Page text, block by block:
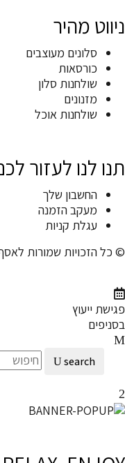
ניווט מהיר
סלונים מעוצבים
כורסאות
שולחנות סלון
מזנונים
שולחנות אוכל
תנו לנו לעזור
החשבון שלך
מעקב הזמנה
עגלת קניות
© כל הזכויות שמורות לאסף
פגישת ייעוץ
בסניפים
search